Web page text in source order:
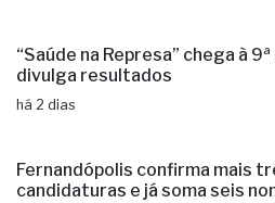
“Saúde na Represa” chega à
divulga resultados
há 2 dias
Fernandópolis confirma mais
candidaturas e já soma seis